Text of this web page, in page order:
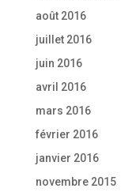
août 2016
juillet 2016
juin 2016
avril 2016
mars 2016
février 2016
janvier 2016
novembre 2015